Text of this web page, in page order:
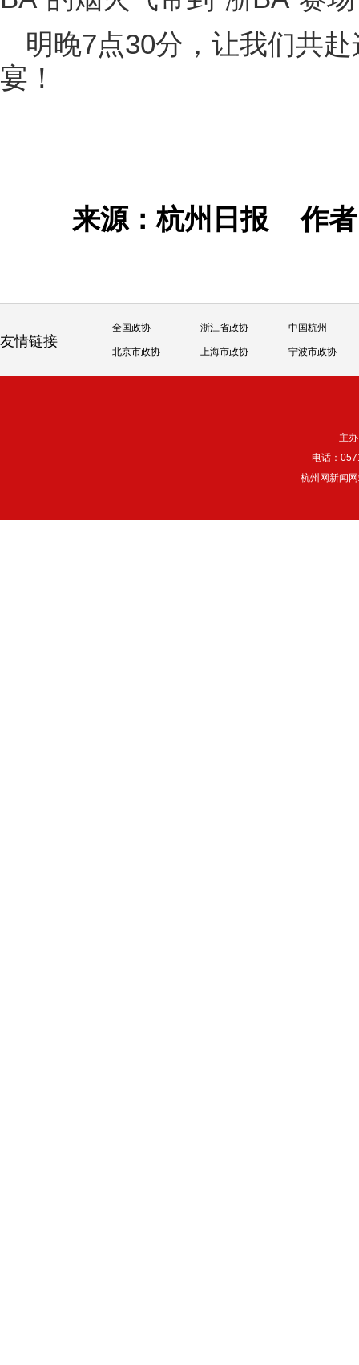
明晚7点30分，让我们共
宴！
来源：杭州日报作
友情链接
全国政协 浙江省政协 中国杭州
北京市政协 上海市政协 宁波市政协
主
电话：
杭州网新闻